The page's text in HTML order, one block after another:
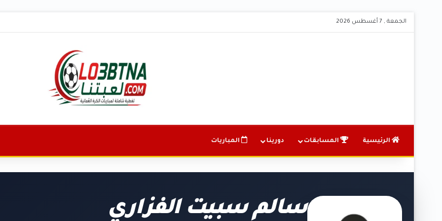
الجمعة , 7 أغسطس 2026
الرئيسية المسابقات دورينا المباريات
سالم سبيت الفزاري